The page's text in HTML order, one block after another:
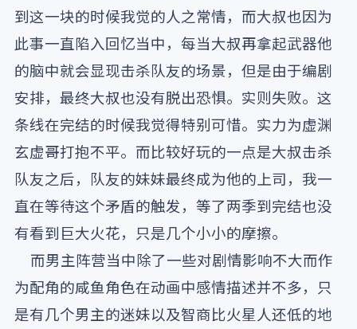
到这一块的时候我觉的人之常情，而大叔也因为
此事一直陷入回忆当中，每当大叔再拿起武器他
的脑中就会显现击杀队友的场景，但是由于编剧
安排，最终大叔也没有脱出恐惧。实则失败。这
条线在完结的时候我觉得特别可惜。实力为虚渊
玄虚哥打抱不平。而比较好玩的一点是大叔击杀
队友之后，队友的妹妹最终成为他的上司，我一
直在等待这个矛盾的触发，等了两季到完结也没
有看到巨大火花，只是几个小小的摩擦。
而男主阵营当中除了一些对剧情影响不大而作
为配角的咸鱼角色在动画中感情描述并不多，只
是有几个男主的迷妹以及智商比火星人还低的地